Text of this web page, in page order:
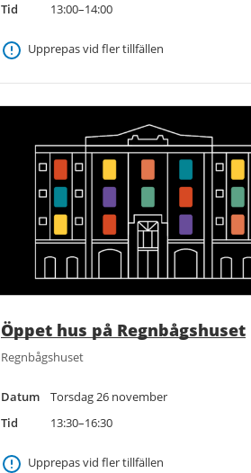
Tid
13:00–14:00
Upprepas vid fler tillfällen
Öppet hus på Regnbågshuset
Regnbågshuset
Datum
Torsdag 26 november
Tid
13:30–16:30
Upprepas vid fler tillfällen